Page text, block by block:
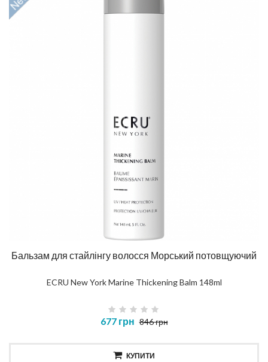
Бальзам для стайлінгу волосся Морський потовщуючий
ECRU New York Marine Thickening Balm 148ml
677 грн 846 грн
КУПИТИ